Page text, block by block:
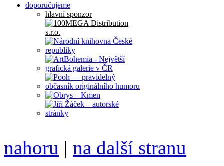
doporučujeme
hlavní sponzor
nahoru | na další stranu